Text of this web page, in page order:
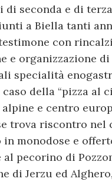
seconda e di
a Biella tanti
con
e organizzazione
specialità
della “pizza al
e centro
trova riscontro nel
monodose e
pecorino di
di Jerzu ed